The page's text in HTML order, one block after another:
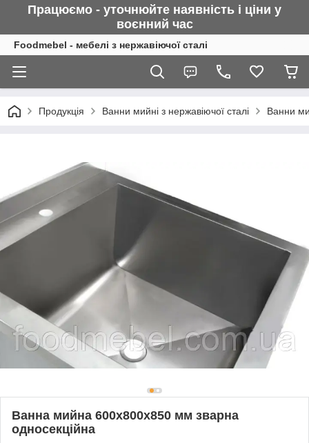
Працюємо - уточнюйте наявність і ціни у
воєнний час
Foodmebel - мебелі з нержавіючої сталі
Продукція Ванни мийні з нержавіючої сталі Ванни
Ванна мийна 600х800х850 мм зварна
односекційна